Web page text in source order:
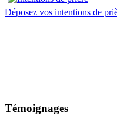
Déposez vos intentions de
Témoignages